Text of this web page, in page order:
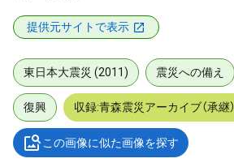
提供元サイトで表示
東日本大震災 (2011) 震災への備え
復興 収録:青森震災アーカイブ（承継）
この画像に似た画像を探す